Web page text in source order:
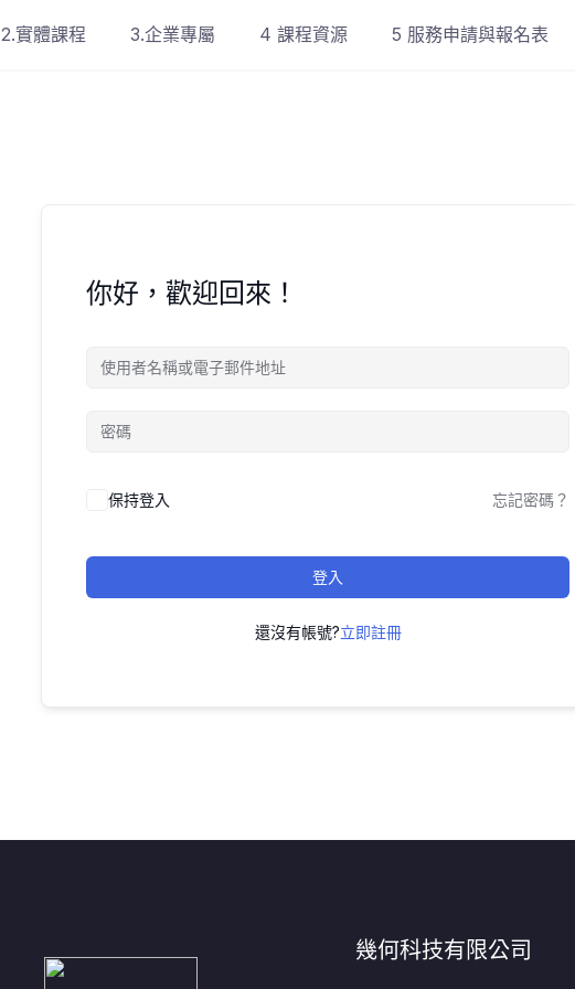
2.實體課程 3.企業專屬 4 課程資源 5 服務申請與報名表
你好，歡迎回來！
保持登入 忘記密碼？
登入
還沒有帳號?立即註冊
幾何科技有限公司